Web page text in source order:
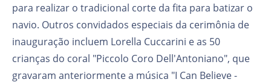
para realizar o tradicional corte da fita para batizar o
navio. Outros convidados especiais da cerimônia de
inauguração incluem Lorella Cuccarini e as 50
crianças do coral "Piccolo Coro Dell'Antoniano", que
gravaram anteriormente a música "I Can Believe -